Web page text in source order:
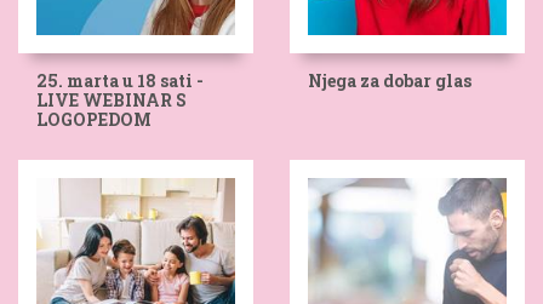
25. marta u 18 sati -
LIVE WEBINAR S
LOGOPEDOM
Njega za dobar glas